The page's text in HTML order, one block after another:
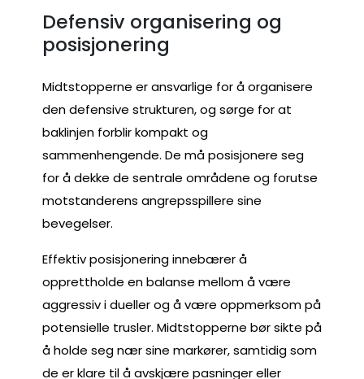
Defensiv organisering og
posisjonering
Midtstopperne er ansvarlige for å organisere
den defensive strukturen, og sørge for at
baklinjen forblir kompakt og
sammenhengende. De må posisjonere seg
for å dekke de sentrale områdene og forutse
motstanderens angrepsspillere sine
bevegelser.
Effektiv posisjonering innebærer å
opprettholde en balanse mellom å være
aggressiv i dueller og å være oppmerksom på
potensielle trusler. Midtstopperne bør sikte på
å holde seg nær sine markører, samtidig som
de er klare til å avskjære pasninger eller